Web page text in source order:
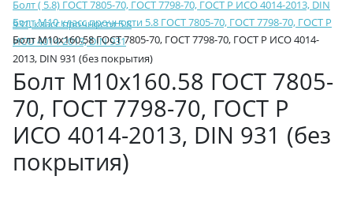
Болт ( 5.8) ГОСТ 7805-70, ГОСТ 7798-70, ГОСТ Р ИСО 4014-2013, DIN
931, класс прочности 5.8
Болт М10 класс прочности 5.8 ГОСТ 7805-70, ГОСТ 7798-70, ГОСТ Р
ИСО 4014-2013, DIN 931
Болт М10х160.58 ГОСТ 7805-70, ГОСТ 7798-70, ГОСТ Р ИСО 4014-
2013, DIN 931 (без покрытия)
Болт М10х160.58 ГОСТ 7805-
70, ГОСТ 7798-70, ГОСТ Р
ИСО 4014-2013, DIN 931 (без
покрытия)